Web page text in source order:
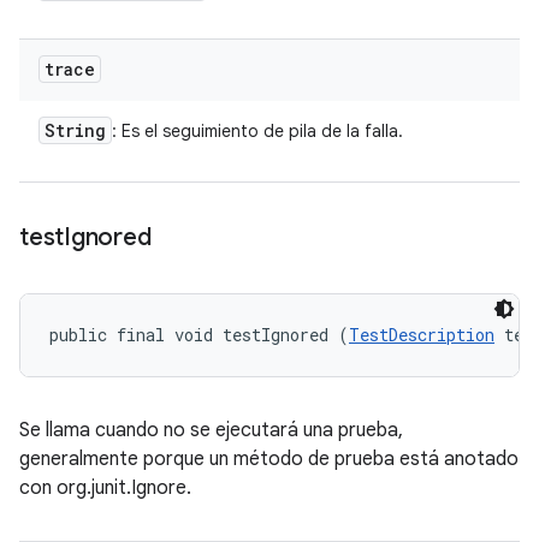
trace
String : Es el seguimiento de pila de la falla.
testIgnored
public final void testIgnored (TestDescription
Se llama cuando no se ejecutará una prueba,
generalmente porque un método de prueba está anotado
con org.junit.Ignore.